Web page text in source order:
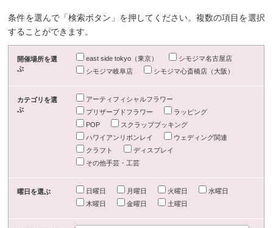
条件を選んで「検索ボタン」を押してください。複数の項目を選択
することができます。
開催場所を選
ぶ
east side tokyo（東京）
シモジマ名古屋店
シモジマ岐阜店
シモジマ心斎橋店（大阪）
カテゴリを選
ぶ
アーティフィシャルフラワー
プリザーブドフラワー
ラッピング
POP
スクラップブッキング
ハワイアンリボンレイ
ウェディング関連
クラフト
ディスプレイ
その他手芸・工芸
曜日を選ぶ 日曜日 月曜日 火曜日
水曜日
木曜日
金曜日 土曜日